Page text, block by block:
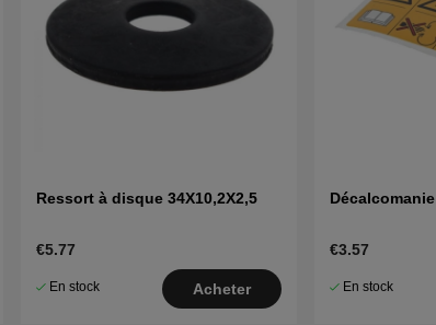
Ressort à disque 34X10,2X2,5
€5.77
En stock Acheter
Décalcomanie
€3.57
En stock